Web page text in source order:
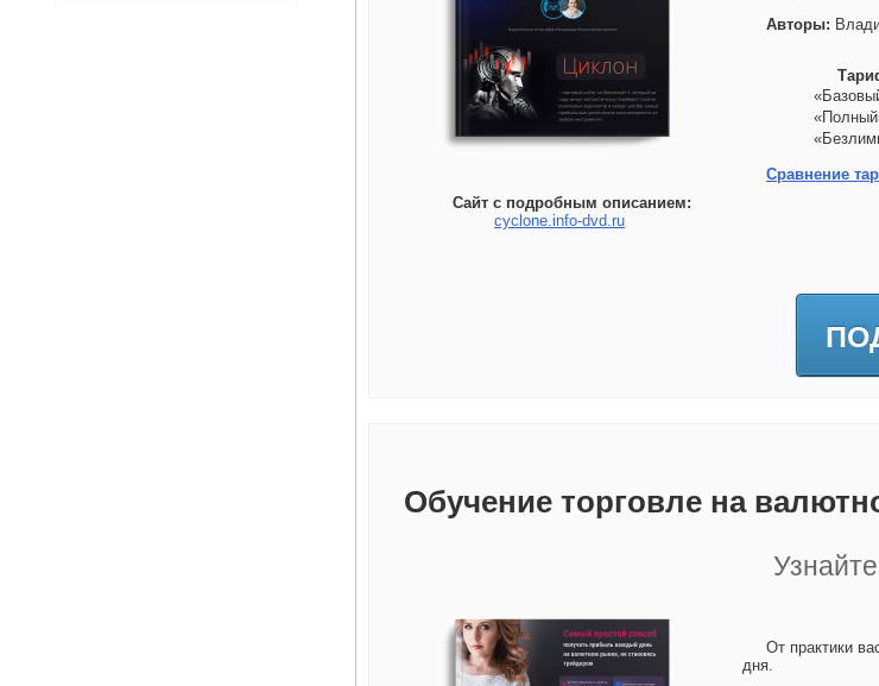
Сайт с подробным описанием:
cyclone.info-dvd.ru
Авторы:
Сравнение
Обучение торговле на
От практики
дня.